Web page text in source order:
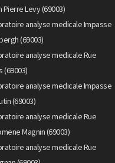
Pierre Levy (69003)
analyse medicale Impasse
(69003)
analyse medicale Rue
(69003)
analyse medicale Impasse
(69003)
analyse medicale Rue
Magnin (69003)
analyse medicale Rue